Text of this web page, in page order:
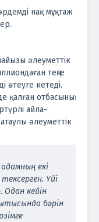
нақ мұқтаж
әлеуметтік
теңге
өтеуге кетеді.
қалған отбасының
айла-
әлеуметтік
адамның екі
Үйі
Одан кейін
бәрін